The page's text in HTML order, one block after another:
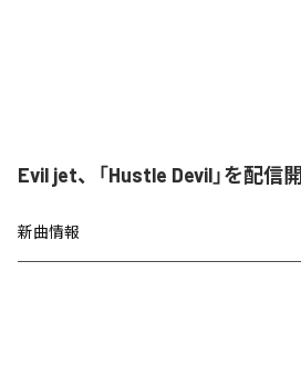
Evil jet、「Hustle Devil」を配信
新曲情報